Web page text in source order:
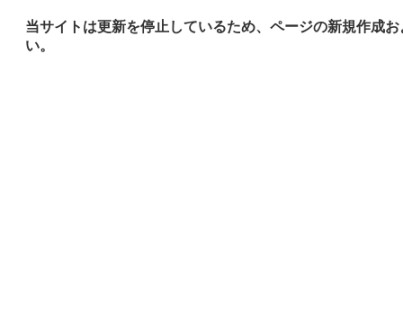
当サイトは更新を停止しているため、ページの新規作成
い。